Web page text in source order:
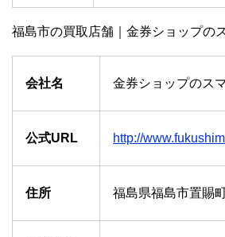
福島市の買取店舗｜金券ショップの
会社名 金券ショップのス
公式URL http://
住所 福島県福島市置賜